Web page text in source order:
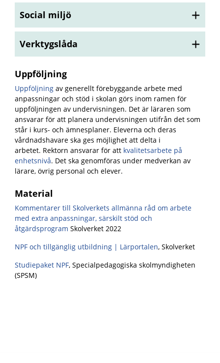
Social miljö
Verktygslåda
Uppföljning
Uppföljning av generellt förebyggande arbete med
anpassningar och stöd i skolan görs inom ramen för
uppföljningen av undervisningen. Det är läraren som
ansvarar för att planera undervisningen utifrån det som
står i kurs- och ämnesplaner. Eleverna och deras
vårdnadshavare ska ges möjlighet att delta i
arbetet. Rektorn ansvarar för att kvalitetsarbete på
enhetsnivå. Det ska genomföras under medverkan av
lärare, övrig personal och elever.
Material
Kommentarer till Skolverkets allmänna råd om arbete
med extra anpassningar, särskilt stöd och
åtgärdsprogram Skolverket 2022
NPF och tillgänglig utbildning | Lärportalen, Skolverket
Studiepaket NPF, Specialpedagogiska skolmyndigheten
(SPSM)